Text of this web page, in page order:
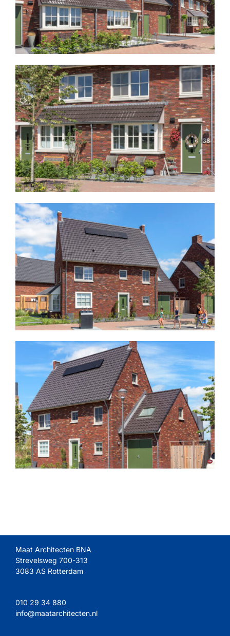
Maat Architecten BNA
Strevelsweg 700-313
3083 AS Rotterdam
010 29 34 880
info@maatarchitecten.nl